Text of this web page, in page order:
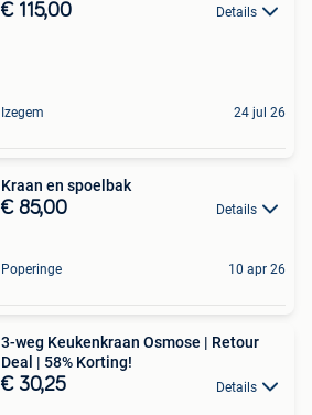
€ 115,00 Details
Izegem 24 jul 26
Kraan en spoelbak
€ 85,00 Details
Poperinge 10 apr 26
3-weg Keukenkraan Osmose | Retour
Deal | 58% Korting!
€ 30,25 Details